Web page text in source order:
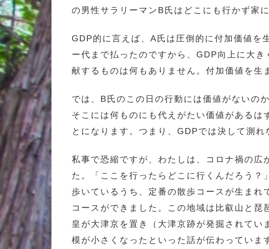
の男性サラリーマンB氏はどこにも行かず家
GDP的に言えば、A氏は圧倒的に付加価値を
ー代まで払ったのですから、GDP向上に大
献するものは何もありません。付加価値を生
では、B氏のこの日の行動には価値がないの
そこには何ものにも代えがたい価値がある
とになります。つまり、GDPでは決して測
私事で恐縮ですが、わたしは、コロナ禍の広
た。「ここを行ったらどこに行くんだろう
歩いているうち、定番の散歩コースが生ま
コースができました。この地域は比叡山と
皇が大津京を置き（大津京跡が発掘されて
模が小さくなったといった話が伝わっていま